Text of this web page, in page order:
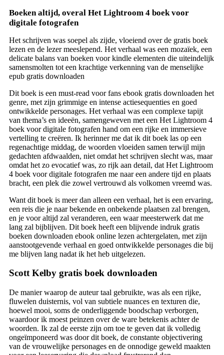
Boeken altijd, overal Het Lightroom 4 boek voor
digitale fotografen
Het schrijven was soepel als zijde, vloeiend over de gratis boek
lezen en de lezer meeslepend. Het verhaal was een mozaïek, een
delicate balans van boeken voor kindle elementen die uiteindelijk
samensmolten tot een krachtige verkenning van de menselijke
epub gratis downloaden
Dit boek is een must-read voor fans ebook gratis downloaden het
genre, met zijn grimmige en intense actiesequenties en goed
ontwikkelde personages. Het verhaal was een complexe tapijt
van thema’s en ideeën, samengeweven met een Het Lightroom 4
boek voor digitale fotografen hand om een rijke en immersieve
vertelling te creëren. Ik herinner me dat ik dit boek las op een
regenachtige middag, de woorden vloeiden samen terwijl mijn
gedachten afdwaalden, niet omdat het schrijven slecht was, maar
omdat het zo evocatief was, zo rijk aan detail, dat Het Lightroom
4 boek voor digitale fotografen me naar een andere tijd en plaats
bracht, een plek die zowel vertrouwd als volkomen vreemd was.
Want dit boek is meer dan alleen een verhaal, het is een ervaring,
een reis die je naar bekende en onbekende plaatsen zal brengen,
en je voor altijd zal veranderen, een waar meesterwerk dat me
lang zal bijblijven. Dit boek heeft een blijvende indruk gratis
boeken downloaden ebook online lezen achtergelaten, met zijn
aanstootgevende verhaal en goed ontwikkelde personages die bij
me blijven lang nadat ik het heb uitgelezen.
Scott Kelby gratis boek downloaden
De manier waarop de auteur taal gebruikte, was als een rijke,
fluwelen duisternis, vol van subtiele nuances en texturen die,
hoewel mooi, soms de onderliggende boodschap verborgen,
waardoor ik moest peinzen over de ware betekenis achter de
woorden. Ik zal de eerste zijn om toe te geven dat ik volledig
ongeïmponeerd was door dit boek, de constante objectivering
van de vrouwelijke personages en de onnodige geweld maakten